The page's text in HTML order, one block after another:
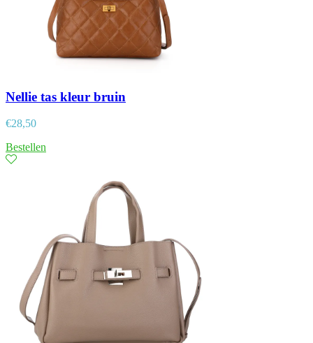
Nellie tas kleur bruin
€28,50
Bestellen